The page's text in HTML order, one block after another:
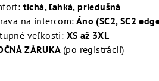
tichá, ľahká, priedušná
na intercom:Áno (SC2, SC2
veľkosti: XS až 3XL
ZÁRUKA (po registrácii)